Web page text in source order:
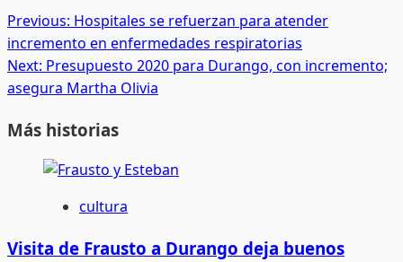
Post
navigation
Previous: Hospitales se refuerzan para atender
incremento en enfermedades respiratorias
Next: Presupuesto 2020 para Durango, con incremento;
asegura Martha Olivia
Más historias
cultura
Visita de Frausto a Durango deja buenos